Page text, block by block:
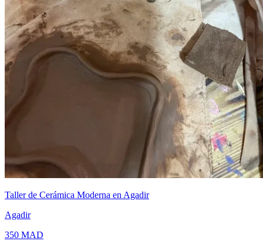
Taller de Cerámica Moderna en Agadir
Agadir
350 MAD